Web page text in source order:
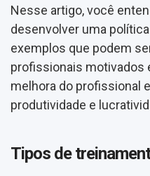
Nesse artigo, você
desenvolver uma
exemplos que podem
profissionais motivados
melhora do profissional
produtividade e
Tipos de